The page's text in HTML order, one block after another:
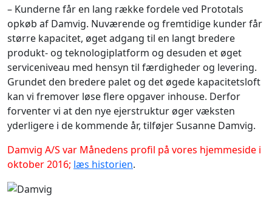
– Kunderne får en lang række fordele ved Prototals
opkøb af Damvig. Nuværende og fremtidige kunder får
større kapacitet, øget adgang til en langt bredere
produkt- og teknologiplatform og desuden et øget
serviceniveau med hensyn til færdigheder og levering.
Grundet den bredere palet og det øgede kapacitetsloft
kan vi fremover løse flere opgaver inhouse. Derfor
forventer vi at den nye ejerstruktur øger væksten
yderligere i de kommende år, tilføjer Susanne Damvig.
Damvig A/S var Månedens profil på vores hjemmeside i
oktober 2016; læs historien.